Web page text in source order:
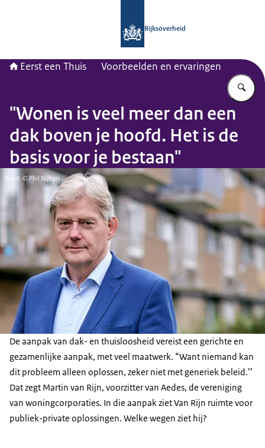
Rijksoverheid
Eerst een Thuis Voorbeelden en ervaringen
"Wonen is veel meer dan een
dak boven je hoofd. Het is de
basis voor je bestaan"
Beeld: © Phil Nijhuis
De aanpak van dak- en thuisloosheid vereist een gerichte en
gezamenlijke aanpak, met veel maatwerk. “Want niemand kan
dit probleem alleen oplossen, zeker niet met generiek beleid.’’
Dat zegt Martin van Rijn, voorzitter van Aedes, de vereniging
van woningcorporaties. In die aanpak ziet Van Rijn ruimte voor
publiek-private oplossingen. Welke wegen ziet hij?